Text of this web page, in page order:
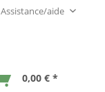
Assistance/aide
0,00 € *